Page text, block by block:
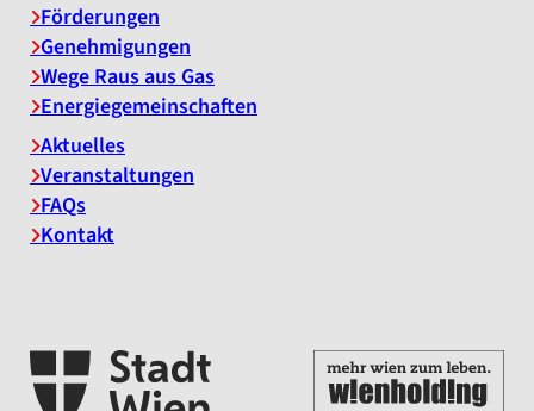
Förderungen
Genehmigungen
Wege Raus aus Gas
Energiegemeinschaften
Aktuelles
Veranstaltungen
FAQs
Kontakt